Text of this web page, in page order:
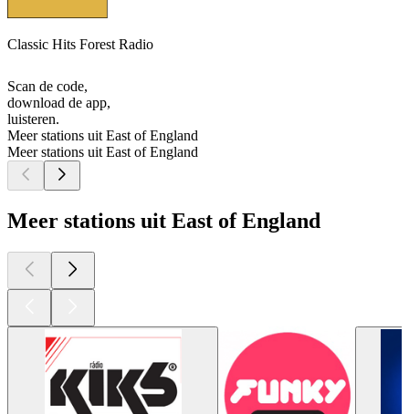
Classic Hits Forest Radio
Scan de code,
download de app,
luisteren.
Meer stations uit East of England
Meer stations uit East of England
Meer stations uit East of England